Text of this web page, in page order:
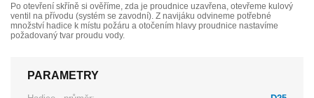
Po otevření skříně si ověříme, zda je proudnice uzavřena, otevřeme kulový
ventil na přívodu (systém se zavodní). Z navijáku odvineme potřebné
množství hadice k místu požáru a otočením hlavy proudnice nastavíme
požadovaný tvar proudu vody.
PARAMETRY